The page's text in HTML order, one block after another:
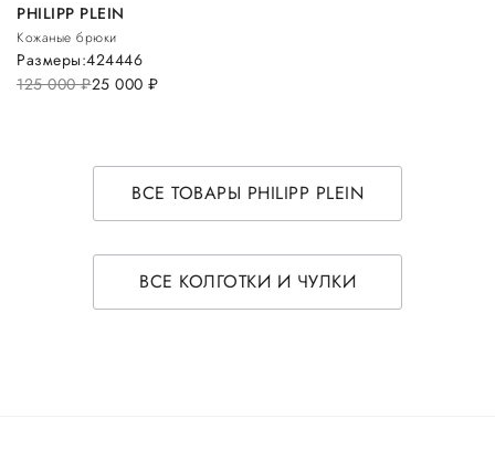
PHILIPP PLEIN
Кожаные брюки
125 000руб.25 000 руб.
Размеры:424446
ВСЕ ТОВАРЫ PHILIPP PLEIN
ВСЕ КОЛГОТКИ И ЧУЛКИ